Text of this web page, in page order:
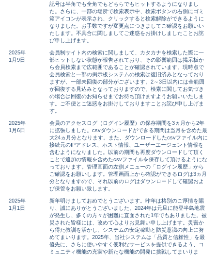
記号は半角でも全角でもどちらでもヒットするようになりまし
た。さらに、一部の場所で検索表示中、検索ボタンの右側にゴミ
箱アイコンが表示され、クリックすると検索解除ができるように
なりました。お手数ですが変更点につきましてご確認をお願いい
たします。不具合に関しましてご迷惑をお掛けしましたことお詫
び申し上げます。
2025年
1月9日
会員制サイト内の検索に関しまして、カタカナを検索した際に一
部ヒットしない状態が報告されており、その影響範囲は掲示板か
ら会員検索まで広範囲であることが確認されています。現時点で
会員検索と一部の掲示板システムの検索は復旧済みとなっており
ますが、一部未回復の部分がございます。2～3日以内には全範囲
が回復する見込みとなっておりますので、検索に関してお気づき
の場合は回復のお知らせまでお待ち頂けますようお願いいたしま
す。ご不便とご迷惑をお掛けしておりますことお詫び申し上げま
す。
2025年
1月6日
会員のアクセスログ（ログイン履歴）の保存期間を3ヵ月から2年
に拡張しました。csvダウンロードができる期間は当月を含めた最
大24ヵ月分となります。また、ダウンロードしたcsvファイル内に
接続元のIPアドレス、ホスト情報、ユーザーエージェント情報を
含むようになりました。以前の期間も再度ダウンロードして頂く
ことで追加の情報を含めたcsvファイルを保存して頂けるようにな
っております。管理画面の左側メニューの「ログイン履歴」から
ご確認をお願いします。管理画面上から確認ができるログは3ヵ月
分となりますので、それ以前のログはダウンロードして確認およ
び保管をお願い致します。
2025年
1月1日
新年明けましておめでとうございます。昨年は格別のご厚情を賜
り、誠にありがとうございました。2024年は元旦に能登半島地震
が発生し、多くの方々が困難に直面された1年でもありました。被
災された皆様には、改めて心よりお見舞い申し上げます。災害か
ら得た教訓を活かし、システムの安定稼動と防災意識の向上に努
めてまいります。2025年、当社システムは「品質と信頼性」を最
優先に、さらに使いやすく便利なサービスを提供できるよう、コ
ミュニティ機能の充実や新たな機能の開発に挑戦してまいりま